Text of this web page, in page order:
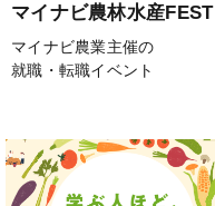
マイナビ農林水産FEST
マイナビ農業主催の
就職・転職イベント